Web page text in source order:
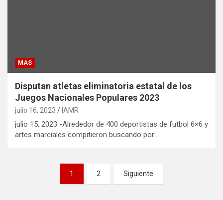
MAS
Disputan atletas eliminatoria estatal de los
Juegos Nacionales Populares 2023
julio 16, 2023 IAMR
julio 15, 2023 -Alrededor de 400 deportistas de futbol 6×6 y
artes marciales compitieron buscando por…
1 2 Siguiente